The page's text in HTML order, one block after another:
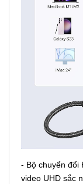
- Bộ chuyển đổi
video UHD sắc